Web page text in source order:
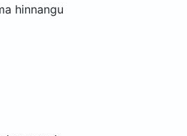
hinnangu